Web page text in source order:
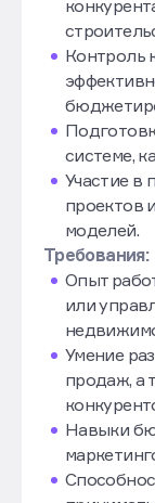
Контроль
системе,
Участие в
проектов
моделей.
Требования:
Опыт
или
Умение
продаж, а
Навыки